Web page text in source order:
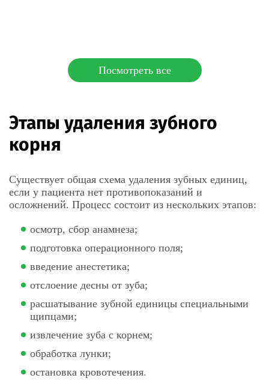
Посмотреть все
Этапы удаления зубного
корня
Существует общая схема удаления зубных единиц,
если у пациента нет противопоказаний и
осложнений. Процесс состоит из нескольких этапов:
осмотр, сбор анамнеза;
подготовка операционного поля;
введение анестетика;
отслоение десны от зуба;
расшатывание зубной единицы специальными
щипцами;
извлечение зуба с корнем;
обработка лунки;
остановка кровотечения.